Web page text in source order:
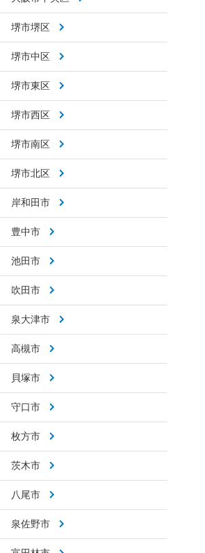
堺市堺区
堺市中区
堺市東区
堺市西区
堺市南区
堺市北区
岸和田市
豊中市
池田市
吹田市
泉大津市
高槻市
貝塚市
守口市
枚方市
茨木市
八尾市
泉佐野市